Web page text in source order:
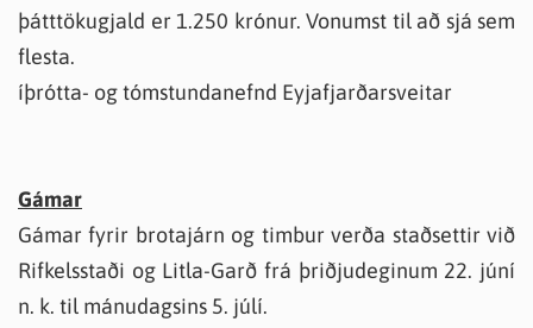
þátttökugjald er 1.250 krónur. Vonumst til að sjá sem
flesta.
íþrótta- og tómstundanefnd Eyjafjarðarsveitar
Gámar
Gámar fyrir brotajárn og timbur verða staðsettir við
Rifkelsstaði og Litla-Garð frá þriðjudeginum 22. júní
n. k. til mánudagsins 5. júlí.